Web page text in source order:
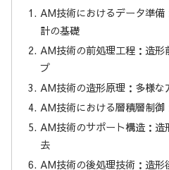
AM技術におけるデータ準
計の基礎
AM技術の前処理工程：造形
プ
AM技術の造形原理：多様な
AM技術における層積層制
AM技術のサポート構造：
去
AM技術の後処理技術：造形